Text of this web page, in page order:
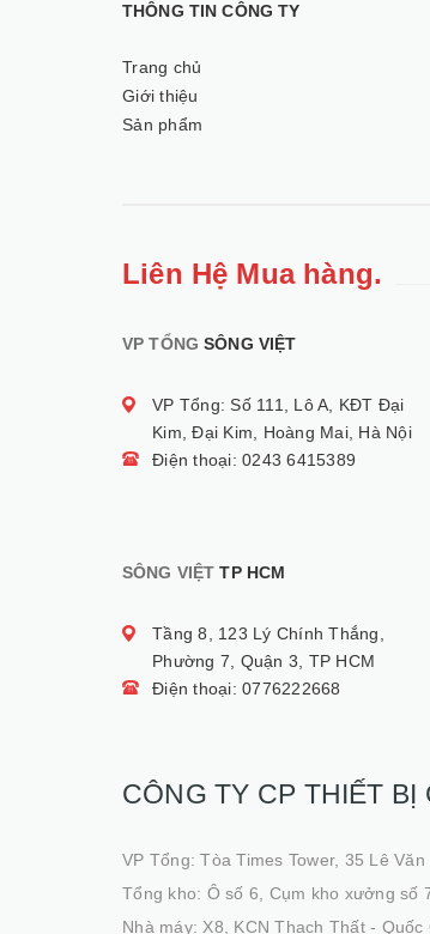
THÔNG TIN CÔNG TY
Trang chủ
Giới thiệu
Sản phẩm
Liên Hệ Mua hàng.
VP TỔNGSÔNG VIỆT
VP Tổng: Số 111, Lô A, KĐT Đại
Kim, Đại Kim, Hoàng Mai, Hà Nội
Điện thoại: 0243 6415389
SÔNG VIỆT TP HCM
Tầng 8, 123 Lý Chính Thắng,
Phường 7, Quận 3, TP HCM
Điện thoại: 0776222668
CÔNG TY CP THIẾT
VP Tổng: Tòa Times Tower, 35 Lê
Tổng kho: Ô số 6, Cụm kho xưởng số
Nhà máy: X8, KCN Thạch Thất -